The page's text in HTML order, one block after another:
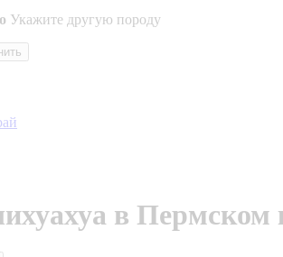
Укажите другую породу
в Пермском